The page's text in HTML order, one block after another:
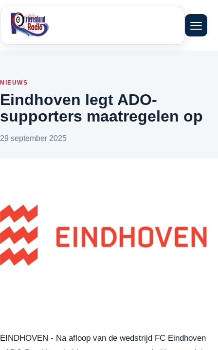
Menu
NIEUWS
Eindhoven legt ADO-
supporters maatregelen op
29 september 2025
EINDHOVEN - Na afloop van de wedstrijd FC Eindhoven